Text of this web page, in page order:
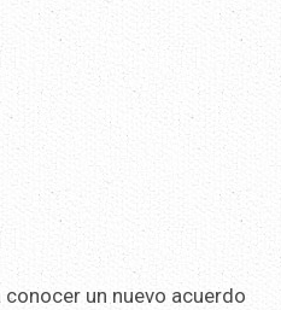
un nuevo acuerdo